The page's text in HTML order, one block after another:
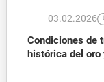
03.02.2026
Condiciones de
histórica del oro